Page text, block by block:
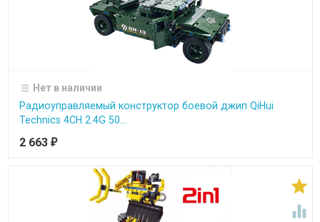
Нет в наличии
Радиоуправляемый конструктор боевой джип QiHui
Technics 4CH 2.4G 50...
2 663 ₽

